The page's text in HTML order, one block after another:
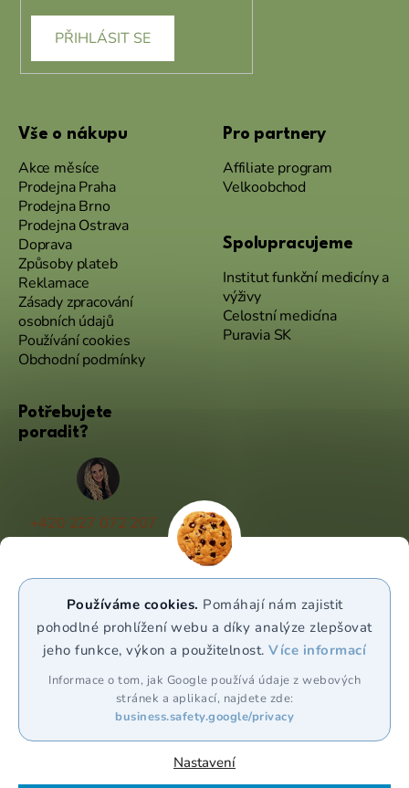
Používáme cookies. Pomáhají nám zajistit
pohodlné prohlížení webu a díky analýze zlepšovat
jeho funkce, výkon a použitelnost.Více informací
Informace o tom, jak Google používá údaje z webových
stránek a aplikací, najdete zde:
business.safety.google/privacy
Nastavení
PŘIHLÁSIT SE
Vše o nákupu
Akce měsíce
Prodejna Praha
Prodejna Brno
Prodejna Ostrava
Doprava
Způsoby plateb
Reklamace
Zásady zpracování
osobních údajů
Používání cookies
Obchodní podmínky
Pro partnery
Affiliate program
Velkoobchod
Spolupracujeme
Institut funkční medicíny a
výživy
Celostní medicína
Puravia SK
Potřebujete
poradit?
+420 227 072 207
(Po - Pá 9:00 - 17:00)
WhatsApp